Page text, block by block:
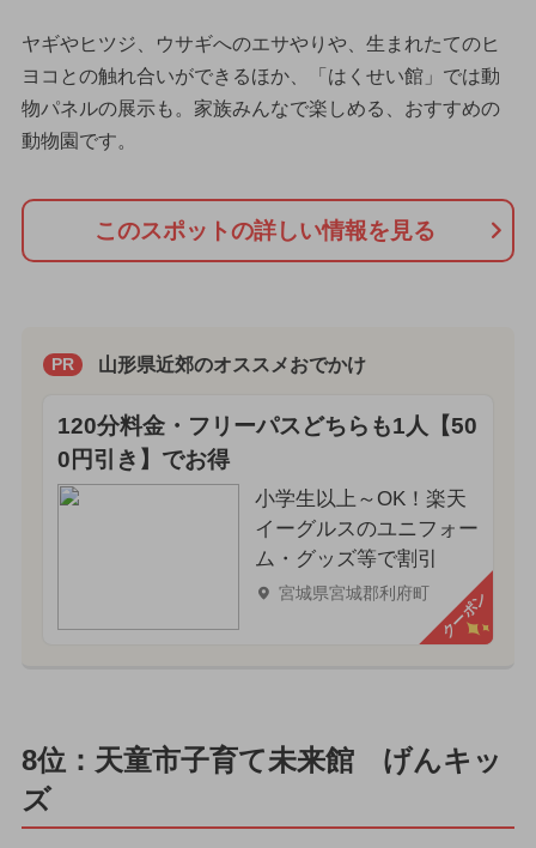
ヤギやヒツジ、ウサギへのエサやりや、生まれたてのヒ
ヨコとの触れ合いができるほか、「はくせい館」では動
物パネルの展示も。家族みんなで楽しめる、おすすめの
動物園です。
このスポットの詳しい情報を見る
PR 山形県近郊のオススメおでかけ
120分料金・フリーパスどちらも1人【50
0円引き】でお得
小学生以上～OK！楽天
イーグルスのユニフォー
ム・グッズ等で割引
宮城県宮城郡利府町 クーポン
8位：天童市子育て未来館 げんキッ
ズ